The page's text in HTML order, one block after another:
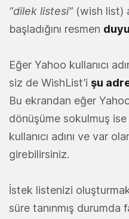
“dilek listesi”(wish list)
başladığını resmen
Eğer Yahoo kullanıcı
siz de WishList’i şu
Bu ekrandan eğer
dönüşüme sokulmuş
kullanıcı adını ve var
girebilirsiniz.
İstek listenizi
süre tanınmış